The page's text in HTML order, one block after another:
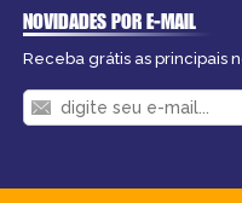
NOVIDADES POR E-MAIL
Receba grátis as principais